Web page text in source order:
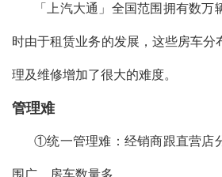
「上汽大通」全国范围拥有数万
时由于租赁业务的发展，这些房车分
理及维修增加了很大的难度。
管理难
①统一管理难：经销商跟直营店
围广，房车数量多。